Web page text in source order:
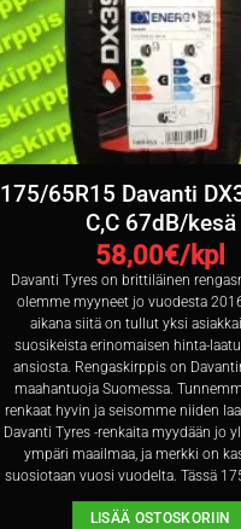
175/65R15 Davanti
C,C 67dB/kesä
58,00€/kpl
Davanti Tyres on brittiläinen
olemme myyneet jo vuodesta
aikana siitä on tullut yksi
suosikeista erinomaisen hinta-
ansiosta. Rengaskirppis on
maahantuoja Suomessa.
renkaat hyvin ja seisomme niiden
Davanti Tyres -renkaita myydään jo
ympäri maailmaa, ja merkki on
suosiotaan vuosi vuodelta. Tässä
LISÄÄ OSTOSKORIIN